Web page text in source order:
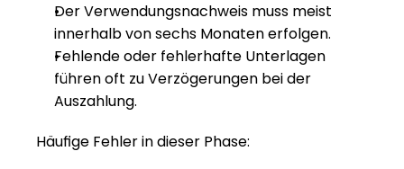
Der Verwendungsnachweis muss meist
innerhalb von sechs Monaten erfolgen.
Fehlende oder fehlerhafte Unterlagen
führen oft zu Verzögerungen bei der
Auszahlung.
Häufige Fehler in dieser Phase: